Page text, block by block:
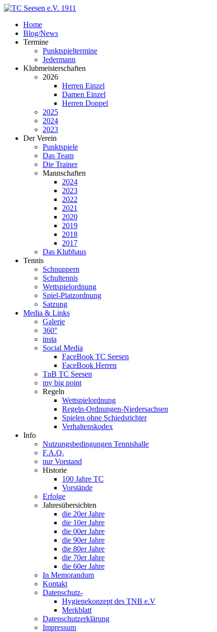
Home
Blog/News
Termine
Punktspieltermine
Jedermann
Klubmeisterschaften
2026
Herren Einzel
Damen Einzel
Herren Doppel
2025
2024
2023
Der Verein
Punktspiele
Das Team
Die Trainer
Mannschaften
2024
2023
2022
2021
2020
2019
2018
2017
Das Klubhaus
Tennis
Schnuppern
Schultennis
Wettspielordnung
Spiel-Platzordnung
Satzung
Media & Links
Galerie
360°
insta
Social Media
FaceBook TC Seesen
FaceBook Herren
TnB TC Seesen
my big point
Regeln
Wettspielordnung
Regeln-Ordnungen-Niedersachsen
Spielen ohne Schiedsrichter
Verhaltenskodex
Info
Nutzungsbedingungen Tennishalle
F.A.Q.
nur Vorstand
Historie
100 Jahre TC
Vorstände
Erfolge
Jahresübersichten
die 20er Jahre
die 10er Jahre
die 00er Jahre
die 90er Jahre
die 80er Jahre
die 70er Jahre
die 60er Jahre
In Memorandum
Kontakt
Datenschutz-
Hygienekonzept des TNB e.V
Merkblatt
Datenschutzerklärung
Impressum